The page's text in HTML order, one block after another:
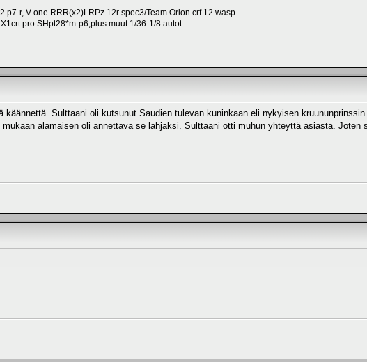
p7-r, V-one RRR(x2)LRPz.12r spec3/Team Orion crf.12 wasp.
pro SHpt28*m-p6,plus muut 1/36-1/8 autot
Sulttaani oli kutsunut Saudien tulevan kuninkaan eli nykyisen
alamaisen oli annettava se lahjaksi. Sulttaani otti muhun yhteyttä asiasta. Joten